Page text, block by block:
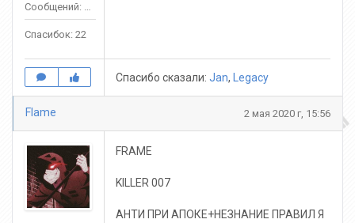
Сообщений: 125
Спасибок: 22
Спасибо сказали: Jan, Legacy
Flame 2 мая 2020 г, 15:56
FRAME
KILLER 007
АНТИ ПРИ АПОКЕ+НЕЗНАНИЕ ПРАВИЛ Я